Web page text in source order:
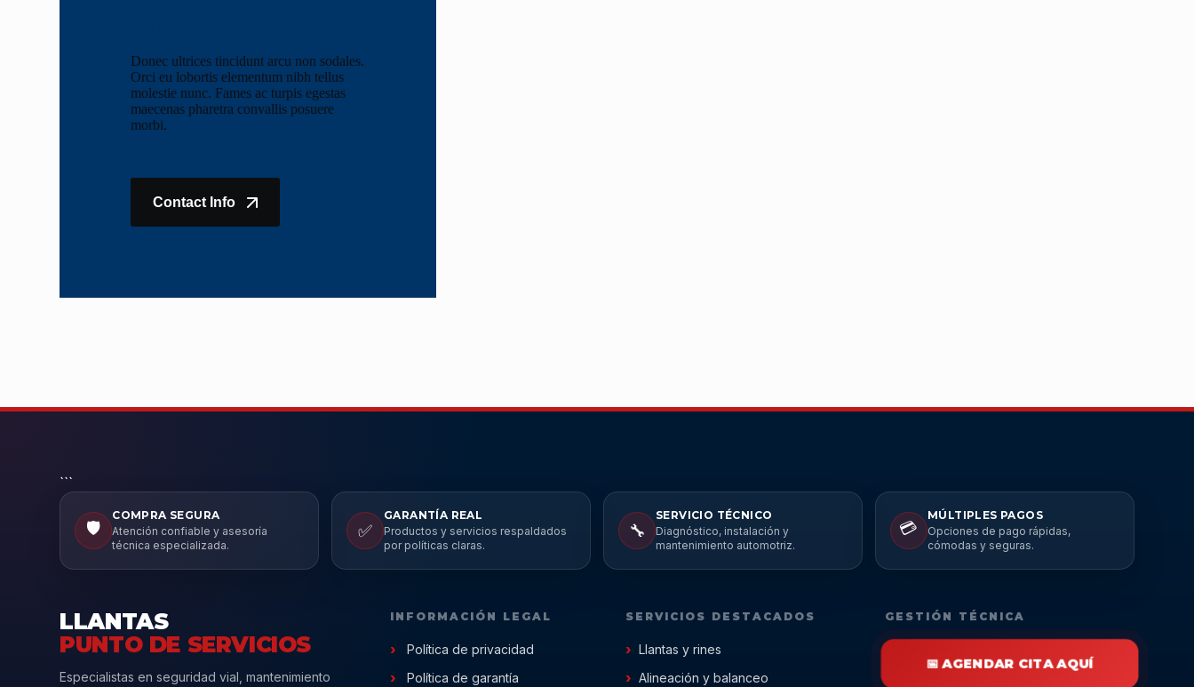
Donec ultrices tincidunt arcu non sodales.
Orci eu lobortis elementum nibh tellus
molestie nunc. Fames ac turpis egestas
maecenas pharetra convallis posuere
morbi.
Contact Info
```
🛡️
COMPRA SEGURA
Atención confiable y asesoría
técnica especializada.
✅
GARANTÍA REAL
Productos y servicios respaldados
por políticas claras.
🔧
SERVICIO TÉCNICO
Diagnóstico, instalación y
mantenimiento automotriz.
💳
MÚLTIPLES PAGOS
Opciones de pago rápidas,
cómodas y seguras.
LLANTAS
PUNTO DE SERVICIOS
Especialistas en seguridad vial, mantenimiento
INFORMACIÓN LEGAL
Política de privacidad
Política de garantía
SERVICIOS DESTACADOS
Llantas y rines
Alineación y balanceo
GESTIÓN TÉCNICA
📅 AGENDAR CITA AQUÍ